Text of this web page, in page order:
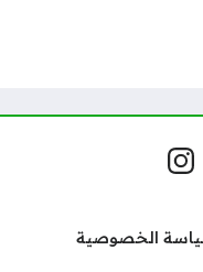
التواصل
إنستغرام
الخصوصية